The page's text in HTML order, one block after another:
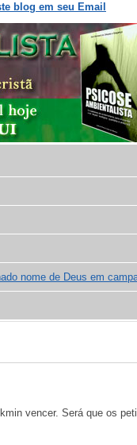
blog em seu Email
nome de Deus em
vencer. Será que os